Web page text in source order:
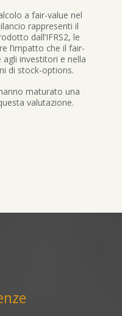
a fair-value nel
rappresenti il
dall’IFRS2, le
l’impatto che il fair-
investitori e nella
di stock-options.
maturato una
valutazione.